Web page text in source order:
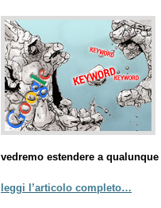
vedremo estendere a
leggi l’articolo completo…